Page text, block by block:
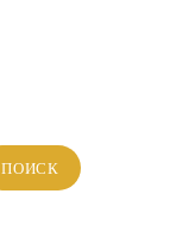
ПОИСК